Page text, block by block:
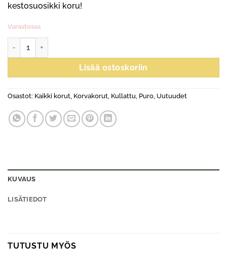
kestosuosikki koru!
Varastossa
Lisää ostoskoriin
Osastot: Kaikki korut Korvakorut Kullattu Puro Uutuudet
KUVAUS
LISÄTIEDOT
TUTUSTU MYÖS